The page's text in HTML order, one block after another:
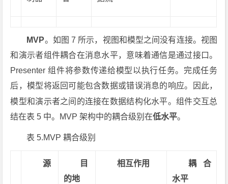
MVP。如图 7 所示，视图和模型之间没有连接。视图
和演示者组件耦合在消息水平，意味着通信是通过接口。
Presenter 组件将参数传递给模型以执行任务。完成任务
后，模型将返回可能包含数据或错误消息的响应。因此，
模型和演示者之间的连接在数据结构化水平。组件交互总
结在表 5 中。MVP 架构中的耦合级别在低水平。
表 5.MVP 耦合级别
源
目
的地
相互作用
耦合
水平